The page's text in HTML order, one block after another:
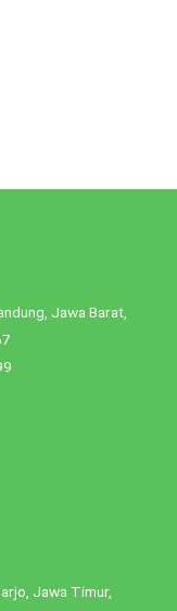
Jawa Barat,
Jawa Timur,